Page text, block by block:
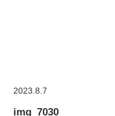
2023.8.7
img_7030